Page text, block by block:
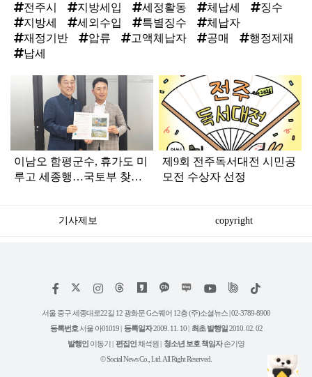
전주시 지방세입 세정활동 체납세
징수
지방세
세외수입 특별징수
체납자
재정기반
압류 고액체납자 공매
행정제재
납세
이남오 함평군수, 휴가도 미
루고 세종행…국토부 찾아
제9회 전주독서대전 시민공
모전 수상자 선정
기사제보 copyright
페
스
인
타
램
위
트
유
튜
틱
서울 중구 세종대로22길 12 광화문 G스퀘어 12층 (주)소셜뉴스 | 02-3789-8900
등록번호 서울 아01019 | 등록일자2009. 11. 10 | 최초 발행일2010. 02. 02
발행인 이동기 | 편집인채석원 | 청소년 보호 책임자손기영
© Social News Co., Ltd. All Right Reserved.